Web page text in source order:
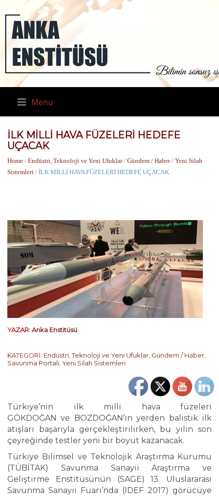
Menu
İLK MİLLİ HAVA FÜZELERİ HEDEFE
UÇACAK
Home / Endüstri, Teknoloji ve Yeni Ufuklar/ Gündem / Haber/ Yeni Silah
Sistemleri / İLK MİLLİ HAVA FÜZELERİ HEDEFE UÇACAK
YAZAR:Anka Enstitüsü
KATEGORİ: Endüstri, Teknoloji ve Yeni Ufuklar Gündem / Haber
Savunma Portalı Yeni Silah Sistemleri
Türkiye’nin ilk milli hava füzeleri
GÖKDOĞAN ve BOZDOĞAN’ın yerden balistik ilk
atışları başarıyla gerçekleştirilirken, bu yılın son
çeyreğinde testler yeni bir boyut kazanacak.
Türkiye Bilimsel ve Teknolojik Araştırma Kurumu
(TÜBİTAK) Savunma Sanayii Araştırma ve
Geliştirme Enstitüsünün (SAGE) 13. Uluslararası
Savunma Sanayii Fuarı’nda (IDEF 2017) görücüye